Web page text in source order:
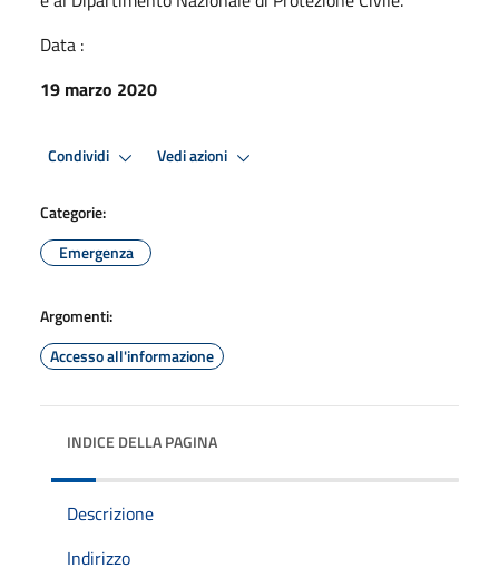
Data :
19 marzo 2020
Condividi Vedi azioni
Categorie:
Emergenza
Argomenti:
Accesso all'informazione
INDICE DELLA PAGINA
Descrizione
Indirizzo